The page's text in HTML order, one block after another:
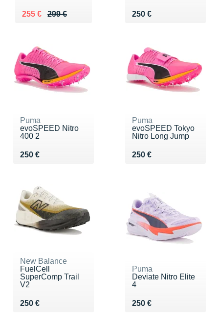
299 €
Au lieu de 299 €
255 €
Vendu 255 € 250 €
Vendu 250 €
Puma
evoSPEED Nitro
400 2
250 €
Vendu 250 €
Puma
evoSPEED Tokyo
Nitro Long Jump
250 €
Vendu 250 €
New Balance
FuelCell
SuperComp Trail
V2
250 €
Vendu 250 €
Puma
Deviate Nitro Elite
4
250 €
Vendu 250 €